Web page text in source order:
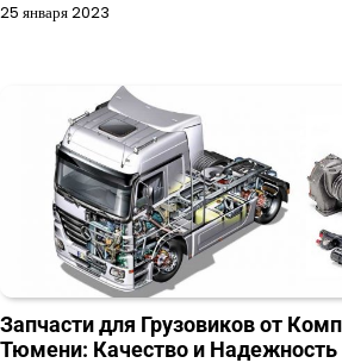
25 января 2023
Запчасти для Грузовиков от
Тюмени: Качество и Надежность